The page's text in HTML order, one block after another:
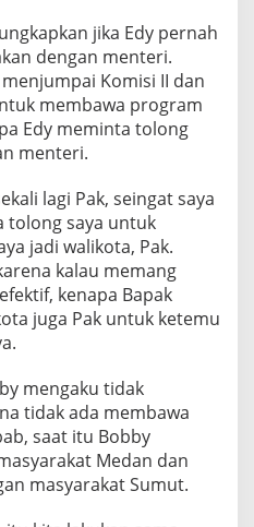
jika Edy pernah
dengan menteri.
Komisi II dan
membawa program
Edy meminta tolong
menteri.
lagi Pak, seingat saya
tolong saya untuk
jadi walikota, Pak.
kalau memang
kenapa Bapak
juga Pak untuk ketemu
mengaku tidak
tidak ada membawa
saat itu Bobby
Medan dan
masyarakat Sumut.